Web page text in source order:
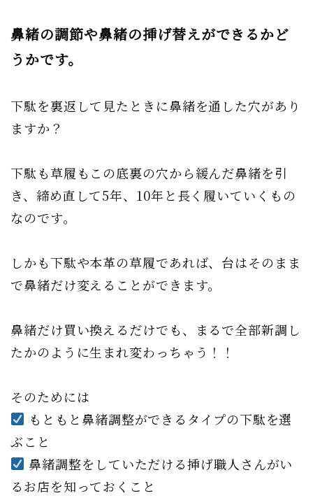
鼻緒の調節や鼻緒の挿げ替えができるかど
うかです。
下駄を裏返して見たときに鼻緒を通した穴があり
ますか？
下駄も草履もこの底裏の穴から緩んだ鼻緒を引
き、締め直して5年、10年と長く履いていくもの
なのです。
しかも下駄や本革の草履であれば、台はそのまま
で鼻緒だけ変えることができます。
鼻緒だけ買い換えるだけでも、まるで全部新調し
たかのように生まれ変わっちゃう！！
そのためには
もともと鼻緒調整ができるタイプの下駄を選
ぶこと
鼻緒調整をしていただける挿げ職人さんがい
るお店を知っておくこと